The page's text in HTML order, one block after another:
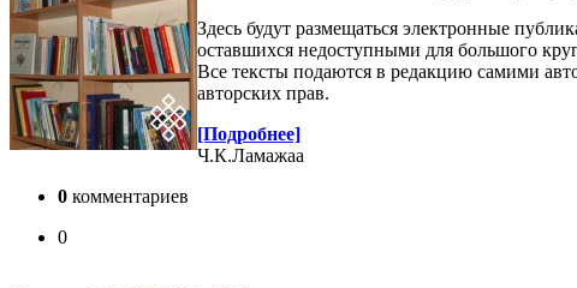
Здесь будут размещаться электронные
оставшихся недоступными для большого
Все тексты подаются в редакцию самими
авторских прав.
[Подробнее]
Ч.К.Ламажаа
0 комментариев
0